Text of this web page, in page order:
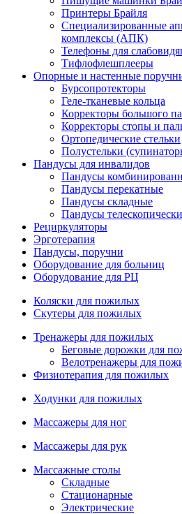
Принтеры Брайля
Специализированные
комплексы (АПК)
Телефоны для
Тифлофлешплееры
Опорные и настенные
Бурсопротекторы
Геле-тканевые кольца
Корректоры большого
Корректоры стопы и
Ортопедические стельки
Полустельки
Пандусы для инвалидов
Пандусы
Пандусы перекатные
Пандусы складные
Пандусы
Рециркуляторы
Эрготерапия
Пандусы, поручни
Оборудование для больниц
Оборудование для РЦ
Коляски для пожилых
Скутеры для пожилых
Тренажеры для пожилых
Беговые дорожки для
Велотренажеры для
Физиотерапия для пожилых
Ходунки для пожилых
Массажеры для ног
Массажеры для рук
Массажные столы
Складные
Стационарные
Электрические